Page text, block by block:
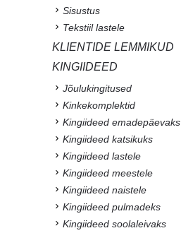
Sisustus
Tekstiil lastele
KLIENTIDE LEMMIKUD
KINGIIDEED
Jõulukingitused
Kinkekomplektid
Kingiideed emadepäevaks
Kingiideed katsikuks
Kingiideed lastele
Kingiideed meestele
Kingiideed naistele
Kingiideed pulmadeks
Kingiideed soolaleivaks